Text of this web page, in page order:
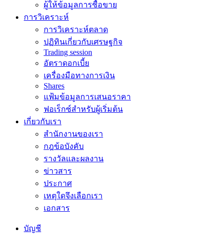
ผู้ให้ข้อมูลการซื้อขาย
การวิเคราะห์
การวิเคราะห์ตลาด
ปฏิทินเกี่ยวกับเศรษฐกิจ
Trading session
อัตราดอกเบี้ย
เครื่องมือทางการเงิน
Shares
แฟ้มข้อมูลการเสนอราคา
ฟอเร็กซ์สำหรับผู้เริ่มต้น
เกี่ยวกับเรา
สำนักงานของเรา
กฎข้อบังคับ
รางวัลและผลงาน
ข่าวสาร
ประกาศ
เหตุใดจึงเลือกเรา
เอกสาร
บัญชี